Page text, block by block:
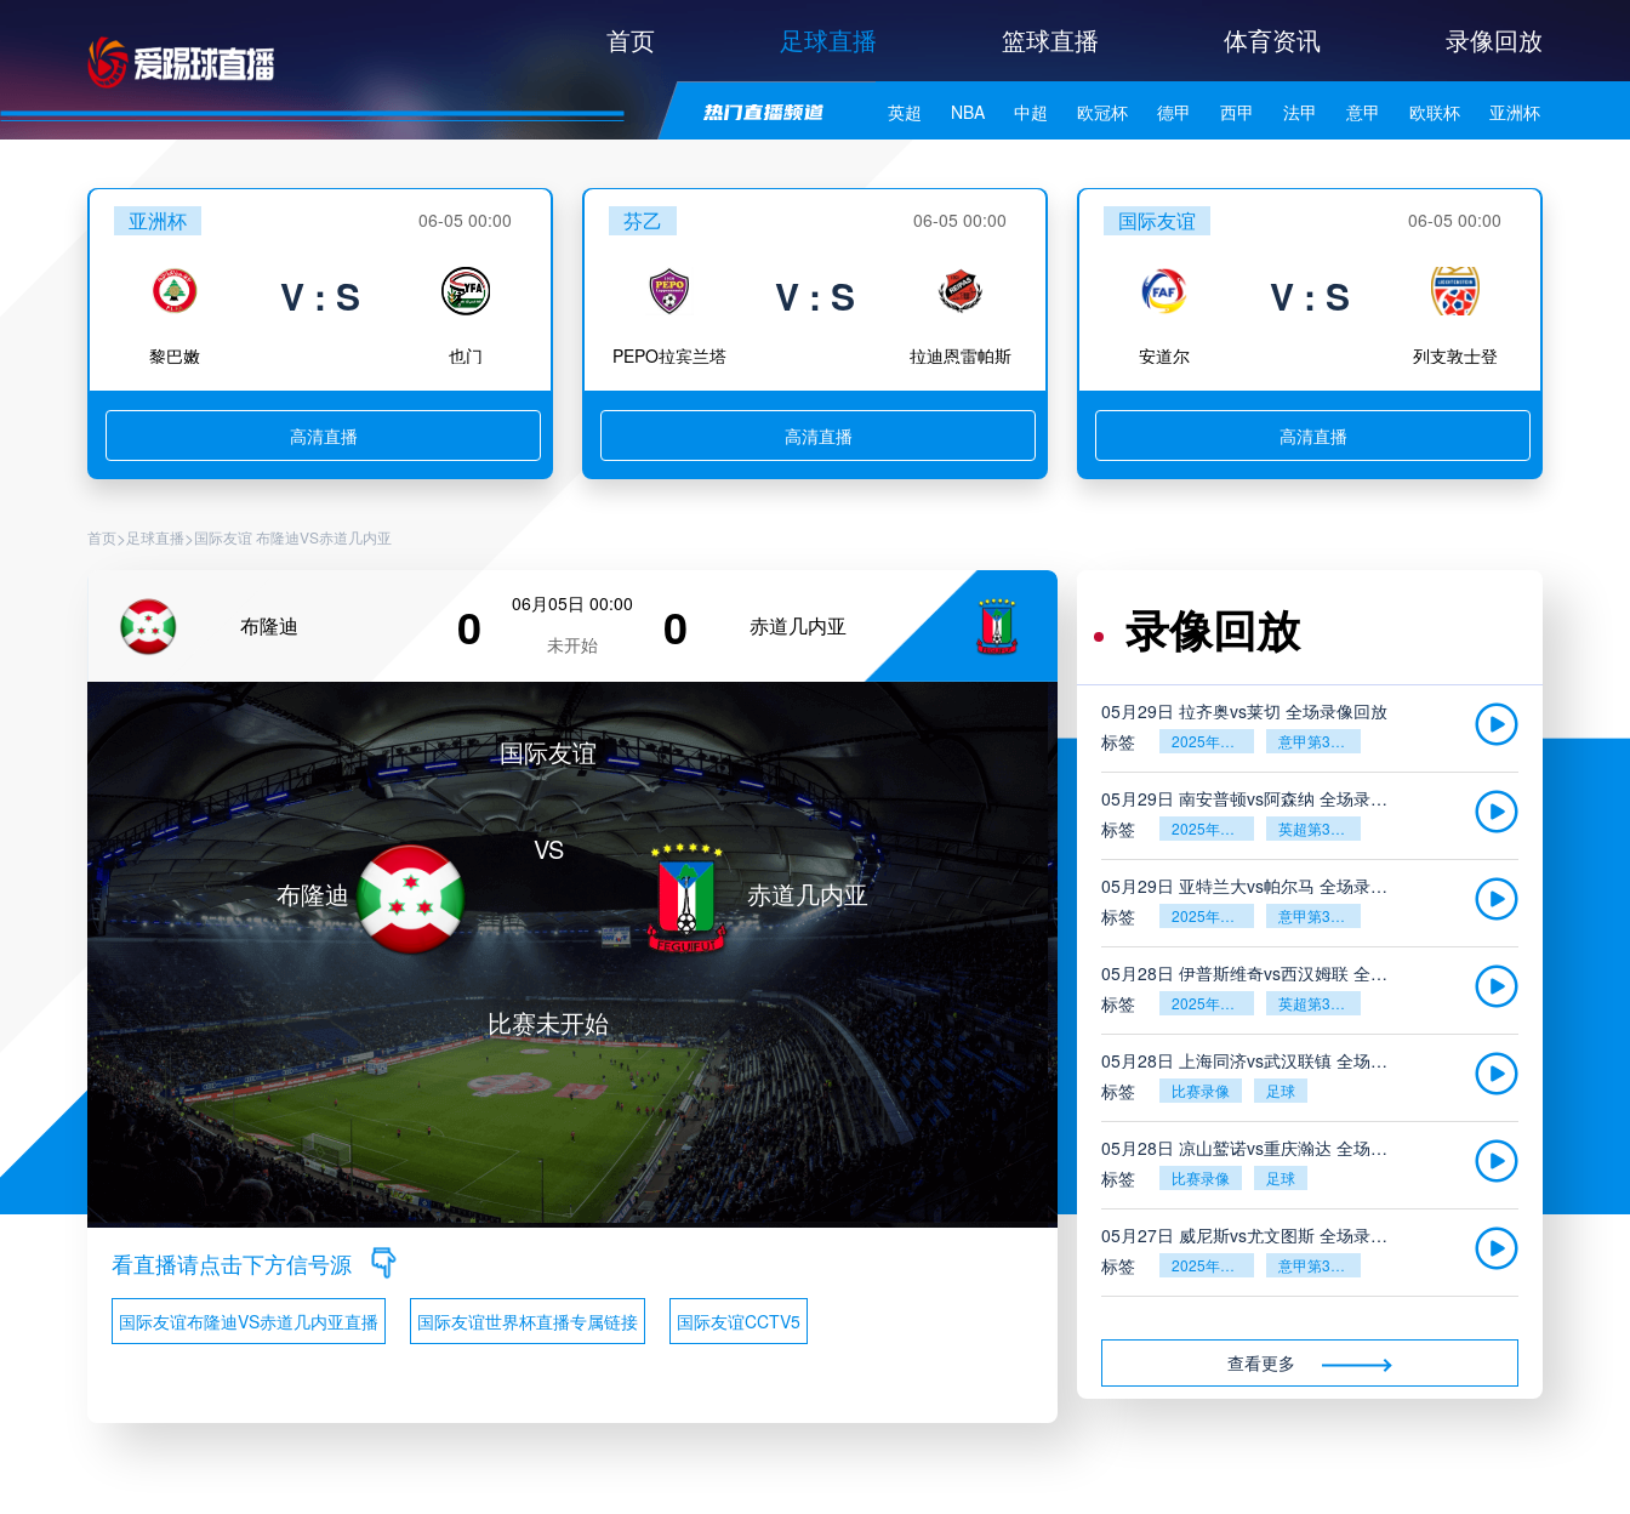
首页 足球直播 篮球直播 体育资讯 录像回放
英超 NBA 中超 欧冠杯 德甲 西甲 法甲 意甲 欧联杯 亚洲杯
亚洲杯 06-05 00:00
黎巴嫩
V : S
也门
高清直播
芬乙 06-05 00:00
PEPO拉宾兰塔
V : S
拉迪恩雷帕斯
高清直播
国际友谊 06-05 00:00
安道尔
V : S
列支敦士登
高清直播
首页> 足球直播>国际友谊 布隆迪VS赤道几内亚
布隆迪 0
06月05日 00:00
未开始
0 赤道几内亚
布隆迪
国际友谊
VS
比赛未开始
赤道几内亚
看直播请点击下方信号源
国际友谊布隆迪VS赤道几内亚直播 国际友谊世界杯直播专属链接 国际友谊CCTV5
录像回放
05月29日 拉齐奥vs莱切 全场录像回放
标签
2025年5月26日 意甲第38轮
05月29日 南安普顿vs阿森纳 全场录像回放
标签
2025年5月26日 英超第38轮
05月29日 亚特兰大vs帕尔马 全场录像回放
标签
2025年5月26日 意甲第38轮
05月28日 伊普斯维奇vs西汉姆联 全场录像回放
标签
2025年5月26日 英超第38轮
05月28日 上海同济vs武汉联镇 全场录像
标签
比赛录像 足球
05月28日 凉山鹫诺vs重庆瀚达 全场录像
标签
比赛录像 足球
05月27日 威尼斯vs尤文图斯 全场录像回放
标签
2025年5月26日 意甲第38轮
查看更多